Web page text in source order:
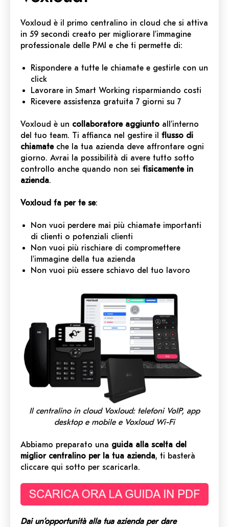
Voxloud è il primo centralino in cloud che si attiva
in 59 secondi creato per migliorare l’immagine
professionale delle PMI e che ti permette di:
Rispondere a tutte le chiamate e gestirle con un
click
Lavorare in Smart Working risparmiando costi
Ricevere assistenza gratuita 7 giorni su 7
Voxloud è un collaboratore aggiunto all’interno
del tuo team. Ti affianca nel gestire il flusso di
chiamateche la tua azienda deve affrontare ogni
giorno. Avrai la possibilità di avere tutto sotto
controllo anche quando non sei fisicamente in
azienda.
Voxloud fa per te se:
Non vuoi perdere mai più chiamate importanti
di clienti o potenziali clienti
Non vuoi più rischiare di compromettere
l'immagine della tua azienda
Non vuoi più essere schiavo del tuo lavoro
Il centralino in cloud Voxloud: telefoni VoIP, app
desktop e mobile e Voxloud Wi-Fi
Abbiamo preparato una guida alla scelta del
miglior centralino per la tua azienda, ti basterà
cliccare qui sotto per scaricarla.
Dai un’opportunità alla tua azienda per dare